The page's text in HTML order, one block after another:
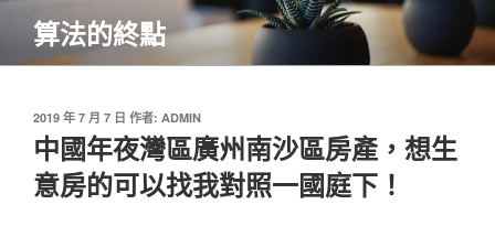
主
算法的終點
發
於
2019 年 7 月 7 日 作者: ADMIN
中國年夜灣區廣州南沙區房產，想生
意房的可以找我對照一國庭下！